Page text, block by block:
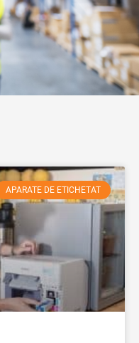
APARATE DE ETICHETAT